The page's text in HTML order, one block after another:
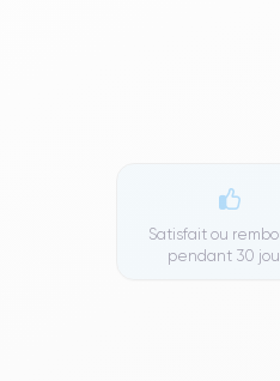
Satisfait ou
pendant 30